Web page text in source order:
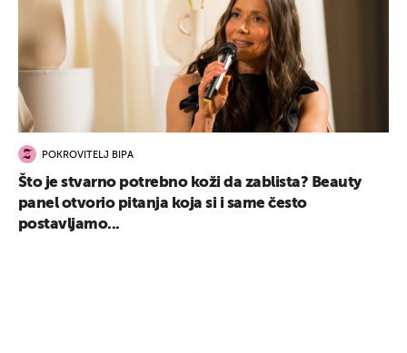
POKROVITELJ BIPA
Što je stvarno potrebno koži da zablista? Beauty
panel otvorio pitanja koja si i same često
postavljamo...